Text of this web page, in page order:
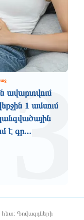
ավարտվում
1 ամսում
է գր...
3
հետ: Գովազդների